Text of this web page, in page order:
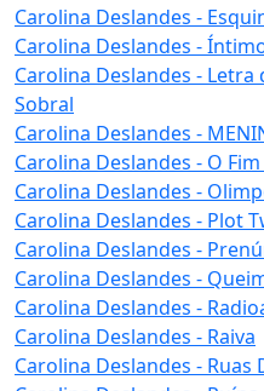
Carolina Deslandes -
Carolina Deslandes -
Carolina Deslandes -
Sobral
Carolina Deslandes -
Carolina Deslandes - O
Carolina Deslandes -
Carolina Deslandes - Plot
Carolina Deslandes -
Carolina Deslandes -
Carolina Deslandes -
Carolina Deslandes - Raiva
Carolina Deslandes - Ruas